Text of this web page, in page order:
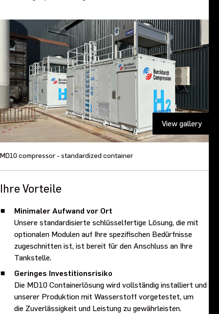
MD10 compressor - standardized container
Ihre Vorteile
Minimaler Aufwand vor Ort
Unsere standardisierte schlüsselfertige Lösung, die mit
optionalen Modulen auf Ihre spezifischen Bedürfnisse
zugeschnitten ist, ist bereit für den Anschluss an Ihre
Tankstelle.
Geringes Investitionsrisiko
Die MD10 Containerlösung wird vollständig installiert und in
unserer Produktion mit Wasserstoff vorgetestet, um
die Zuverlässigkeit und Leistung zu gewährleisten.